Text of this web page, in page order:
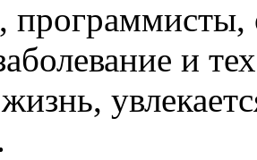
и